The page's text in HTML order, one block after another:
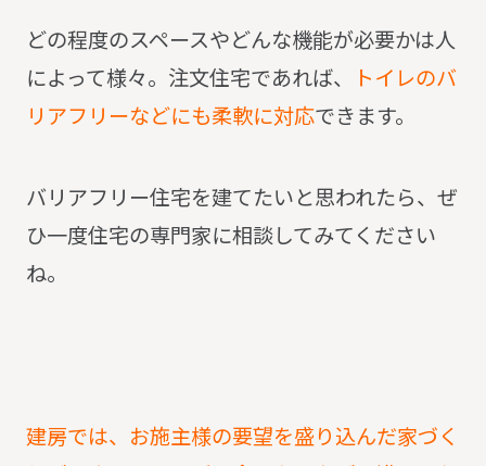
どの程度のスペースやどんな機能が必要かは人
によって様々。 注文住宅であれば、
トイレのバ
リアフリーなどにも柔軟に対応できます。
バリアフリー住宅を建てたいと思われたら、ぜ
ひ一度住宅の専門家に相談してみてください
ね。
建房では、お施主様の要望を盛り込んだ家づく